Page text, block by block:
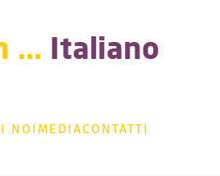
NOI MEDIACONTATTI